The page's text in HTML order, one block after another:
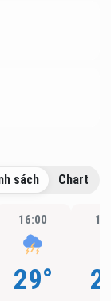
sách Chart
16:00
29°